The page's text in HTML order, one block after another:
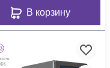
В корзину